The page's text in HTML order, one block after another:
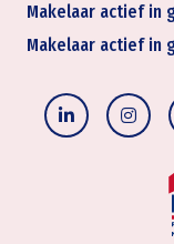
Makelaar actief in
Makelaar actief in